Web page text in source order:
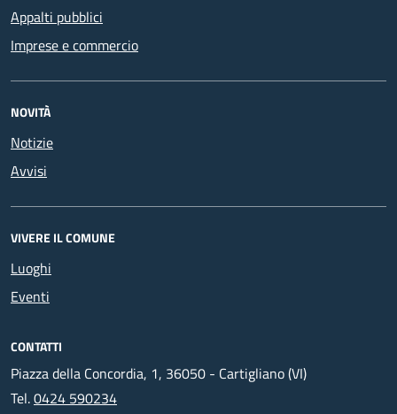
Appalti pubblici
Imprese e commercio
NOVITÀ
Notizie
Avvisi
VIVERE IL COMUNE
Luoghi
Eventi
CONTATTI
Piazza della Concordia, 1, 36050 - Cartigliano (VI)
Tel.0424 590234